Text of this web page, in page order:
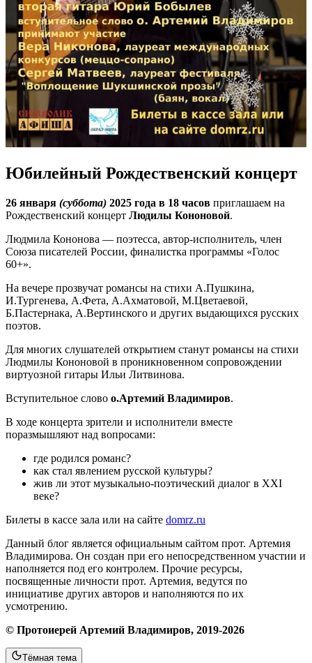
Юбилейный Рождественский концерт
26 января (суббота) 2025 года в 18 часов приглашаем на
Рождественский концерт Людилы Кононовой.
Людмила Кононова — поэтесса, автор-исполнитель, член
Союза писателей России, финалистка программы «Голос
60+».
На вечере прозвучат романсы на стихи А.Пушкина,
И.Тургенева, А.Фета, А.Ахматовой, М.Цветаевой,
Б.Пастернака, А.Вертинского и других выдающихся русских
поэтов.
Для многих слушателей открытием станут романсы на стихи
Людмилы Кононовой в проникновенном сопровождении
виртуозной гитары Ильи Литвинова.
Вступительное слово о.Артемий Владимиров.
В ходе концерта зрители и исполнители вместе
поразмышляют над вопросами:
где родился романс?
как стал явлением русской культуры?
жив ли этот музыкально-поэтический диалог в XXI
веке?
Билеты в кассе зала или на сайте domrz.ru
Данный блог является официальным сайтом прот. Артемия
Владимирова. Он создан при его непосредственном участии и
наполняется под его контролем. Прочие ресурсы,
посвященные личности прот. Артемия, ведутся по
инициативе других авторов и наполняются по их
усмотрению.
© Протоиерей Артемий Владимиров, 2019-2026
Тёмная тема